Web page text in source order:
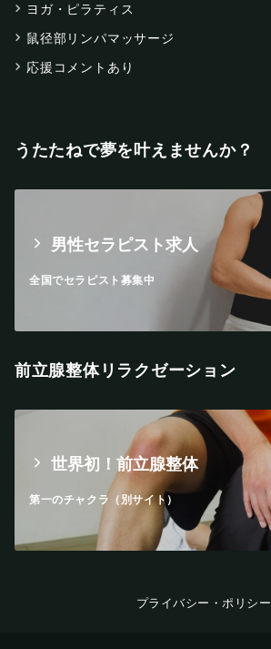
ヨガ・ピラティス
鼠径部リンパマッサージ
応援コメントあり
うたたねで夢を叶えませんか？
男性セラピスト求人
全国でセラピスト募集中
前立腺整体リラクゼーション
世界初！前立腺整体
第一のチャクラ（別サイト）
プライバシー・ポリシー